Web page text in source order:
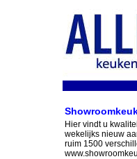
Hier vindt u
wekelijks nieuw
ruim 1500